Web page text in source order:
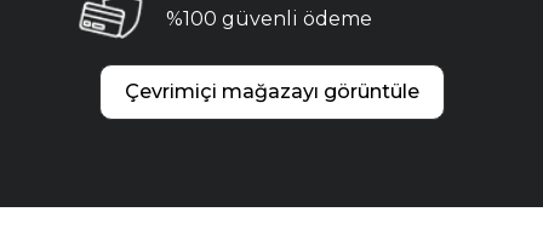
%100 güvenli ödeme
Çevrimiçi mağazayı görüntüle